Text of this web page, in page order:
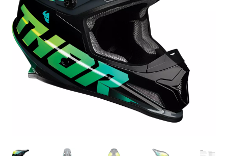
Outlet
Kontakta oss
Köpvillkor